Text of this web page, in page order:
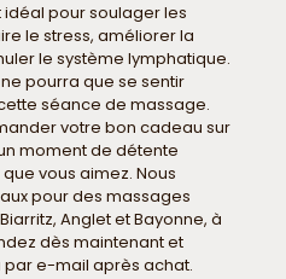
pour soulager les
le stress, améliorer la
le système lymphatique.
pourra que se sentir
séance de massage.
votre bon cadeau sur
moment de détente
vous aimez. Nous
pour des massages
Anglet et Bayonne, à
dès maintenant et
e-mail après achat.